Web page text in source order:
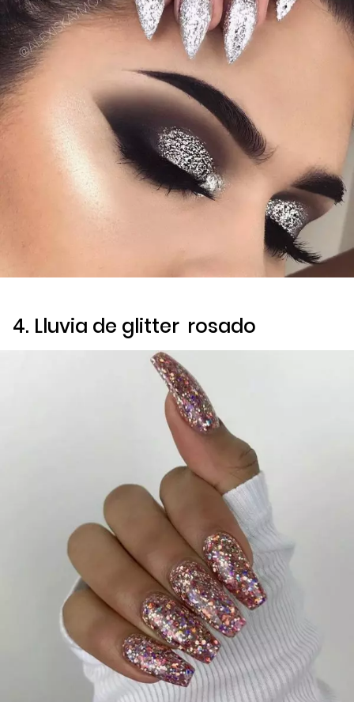
4. Lluvia de glitter rosado